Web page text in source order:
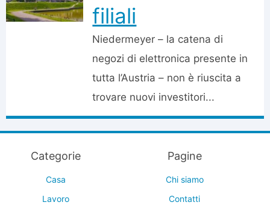
filiali
Niedermeyer – la catena di
negozi di elettronica presente in
tutta l’Austria – non è riuscita a
trovare nuovi investitori...
Categorie
Casa
Lavoro
Pagine
Chi siamo
Contatti